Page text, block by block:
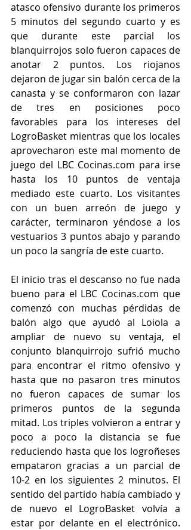
atasco ofensivo durante los primeros
5 minutos del segundo cuarto y es
que durante este parcial los
blanquirrojos solo fueron capaces de
anotar 2 puntos. Los riojanos
dejaron de jugar sin balón cerca de la
canasta y se conformaron con lazar
de tres en posiciones poco
favorables para los intereses del
LogroBasket mientras que los locales
aprovecharon este mal momento de
juego del LBC Cocinas.com para irse
hasta los 10 puntos de ventaja
mediado este cuarto. Los visitantes
con un buen arreón de juego y
carácter, terminaron yéndose a los
vestuarios 3 puntos abajo y parando
un poco la sangría de este cuarto.
El inicio tras el descanso no fue nada
bueno para el LBC Cocinas.com que
comenzó con muchas pérdidas de
balón algo que ayudó al Loiola a
ampliar de nuevo su ventaja, el
conjunto blanquirrojo sufrió mucho
para encontrar el ritmo ofensivo y
hasta que no pasaron tres minutos
no fueron capaces de sumar los
primeros puntos de la segunda
mitad. Los triples volvieron a entrar y
poco a poco la distancia se fue
reduciendo hasta que los logroñeses
empataron gracias a un parcial de
10-2 en los siguientes 2 minutos. El
sentido del partido había cambiado y
de nuevo el LogroBasket volvía a
estar por delante en el electrónico.